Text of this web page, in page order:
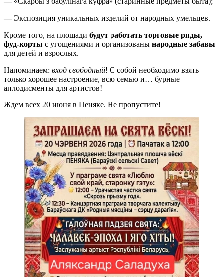
—Экспозиция уникальных изделий от народных умельцев.
Кроме того, на площади будут работать торговые ряды,
фуд-корты с угощениями и организованы народные забавы
для детей и взрослых.
Напоминаем: вход свободный! С собой необходимо взять
только хорошее настроение, всю семью и… бурные
аплодисменты для артистов!
Ждем всех 20 июня в Пеняке. Не пропустите!